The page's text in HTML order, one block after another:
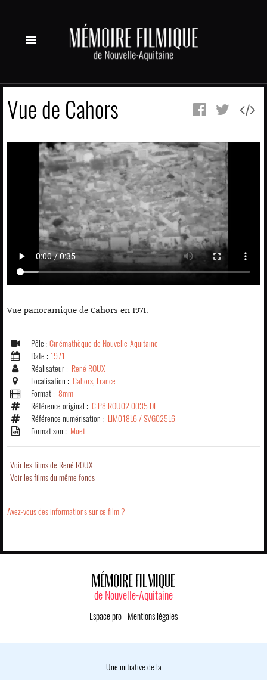
menu
Vue de Cahors
Vue panoramique de Cahors en 1971.
Pôle : Cinémathèque de Nouvelle-Aquitaine
Date : 1971
Réalisateur : René ROUX
Localisation : Cahors, France
Format : 8mm
Référence original : C P8 ROU02 0035 DE
Référence numérisation : LIM018L6 / SVG025L6
Format son : Muet
Voir les films de René ROUX
Voir les films du même fonds
Avez-vous des informations sur ce film ?
MÉMOIRE FILMIQUE
de Nouvelle-Aquitaine
Espace pro- Mentions légales
Une initiative de la